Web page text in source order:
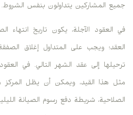
جميع المشاركين يتداولون بنفس الشروط.
في العقود الآجلة، يكون تاريخ انتهاء
العقد؛ ويجب على المتداول إغلاق
ترحيلها إلى عقد الشهر التالي. في
مثل هذا القيد، ويمكن أن يظل المركز
الصلاحية، شريطة دفع رسوم الصيانة